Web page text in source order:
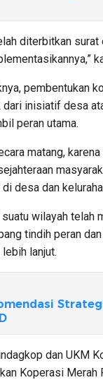
diterbitkan
pembentukan
inisiatif desa
peran utama.
matang,
desa dan
wilayah telah
tindih peran
lanjut.
dan UKM
Koperasi